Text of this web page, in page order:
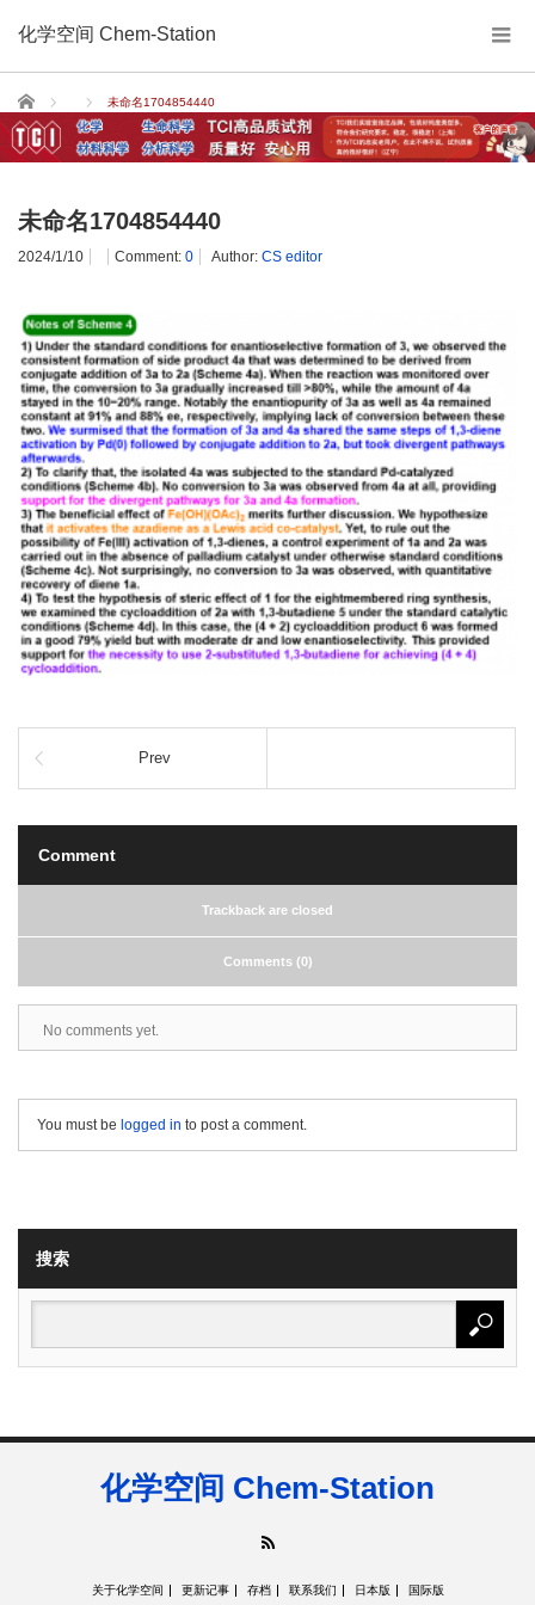
化学空间 Chem-Station
Home 未命名1704854440
未命名1704854440
2024/1/10 Comment: 0 Author: CS editor
Prev
Comment
Trackback are closed
Comments (0)
No comments yet.
You must be logged in to post a comment.
搜索
化学空间 Chem-Station
关于化学空间 更新记事 存档 联系我们 日本版 国际版